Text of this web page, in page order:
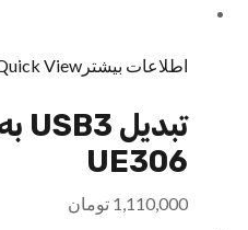
اطلاعات بیشتر View
UE306
1,110,000 تومان